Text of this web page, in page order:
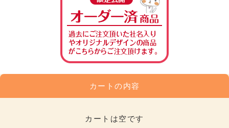
カートの内容
カートは空です